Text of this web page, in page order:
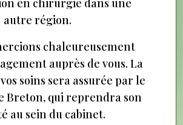
à ne pas ignorer
saignement, gonflement) :
de bons soins
avancée menaçant
en chirurgie dans une
autre région.
chaleureusement
auprès de vous. La
soins sera assurée par le
Breton, qui reprendra son
au sein du cabinet.